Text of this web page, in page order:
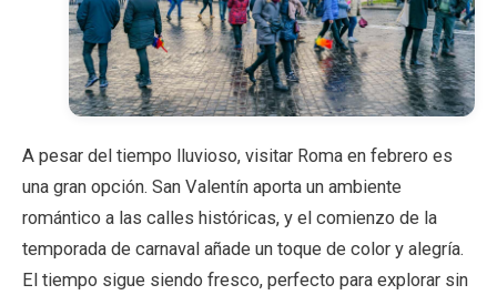
A pesar del tiempo lluvioso, visitar Roma en febrero es
una gran opción. San Valentín aporta un ambiente
romántico a las calles históricas, y el comienzo de la
temporada de carnaval añade un toque de color y alegría.
El tiempo sigue siendo fresco, perfecto para explorar sin